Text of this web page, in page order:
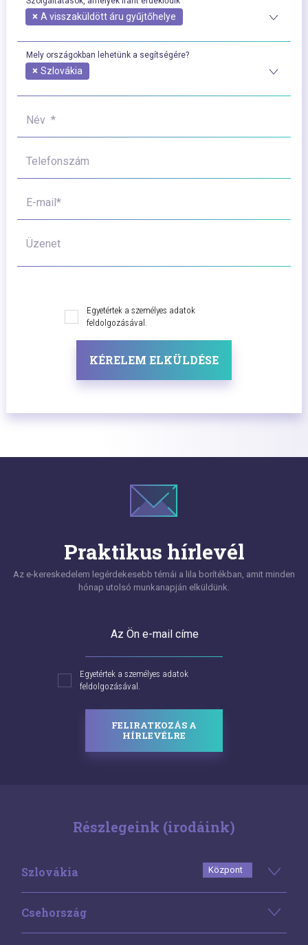
× A visszaküldött áru gyűjtőhelye
Mely országokban lehetünk a segítségére?
× Szlovákia
Név *
Telefonszám
E-mail*
Üzenet
Egyetértek a személyes adatok
feldolgozásával.
KÉRELEM ELKÜLDÉSE
Praktikus hírlevél
Az e-kereskedelem legérdekesebb témái a lila borítékban, amit minden
hónap utolsó munkanapján elküldünk.
Az Ön e-mail címe
Egyetértek a személyes adatok
feldolgozásával.
FELIRATKOZÁS A
HÍRLEVÉLRE
Részlegeink (irodáink)
Szlovákia Központ
Csehország